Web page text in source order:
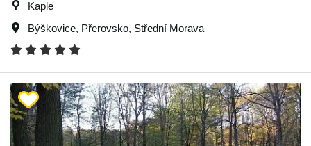
Kaple
Býškovice, Přerovsko, Střední Morava